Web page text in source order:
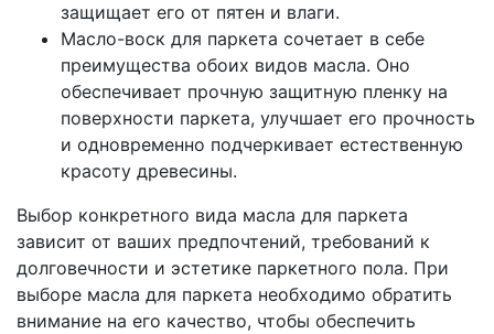
защищает его от пятен и влаги.
Масло-воск для паркета сочетает в себе
преимущества обоих видов масла. Оно
обеспечивает прочную защитную пленку на
поверхности паркета, улучшает его прочность
и одновременно подчеркивает естественную
красоту древесины.
Выбор конкретного вида масла для паркета
зависит от ваших предпочтений, требований к
долговечности и эстетике паркетного пола. При
выборе масла для паркета необходимо обратить
внимание на его качество, чтобы обеспечить